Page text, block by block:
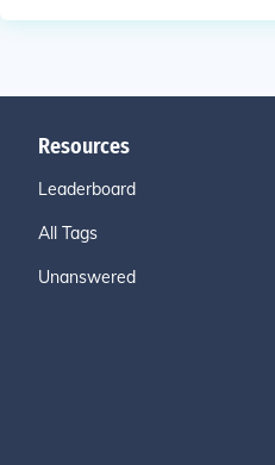
Resources
Leaderboard
All Tags
Unanswered